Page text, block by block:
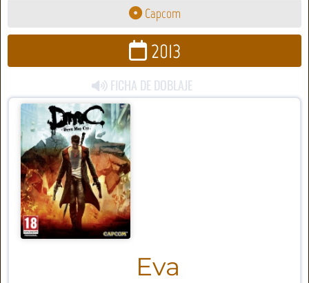
Capcom
2013
FICHA DE DOBLAJE
Eva